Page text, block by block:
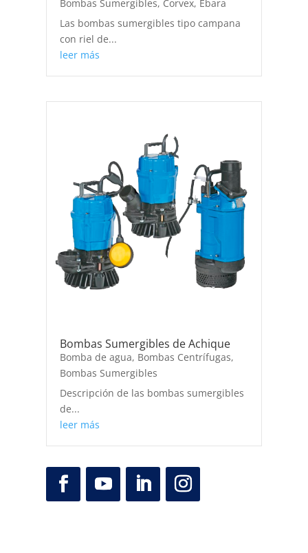
Bombas Sumergibles, Corvex, Ebara
Las bombas sumergibles tipo campana
con riel de...
leer más
Bombas Sumergibles de Achique
Bomba de agua, Bombas Centrífugas,
Bombas Sumergibles
Descripción de las bombas sumergibles
de...
leer más